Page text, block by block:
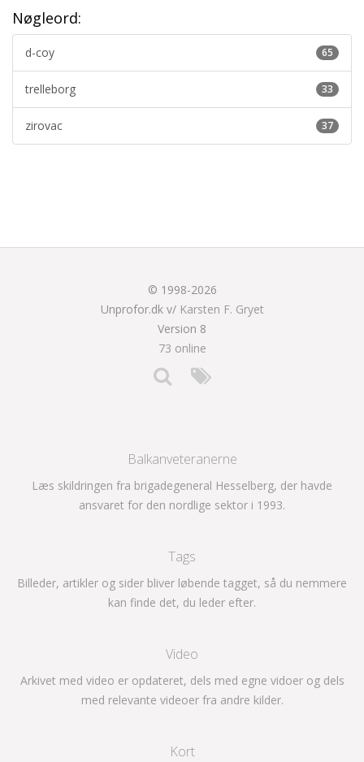
Nøgleord:
65
d-coy
33
trelleborg
37
zirovac
© 1998-2026
Unprofor.dk v/ Karsten F. Gryet
Version 8
73 online
Balkanveteranerne
Læs skildringen fra brigadegeneral Hesselberg, der havde
ansvaret for den nordlige sektor i 1993.
Tags
Billeder, artikler og sider bliver løbende tagget, så du nemmere
kan finde det, du leder efter.
Video
Arkivet med video er opdateret, dels med egne vidoer og dels
med relevante videoer fra andre kilder.
Kort